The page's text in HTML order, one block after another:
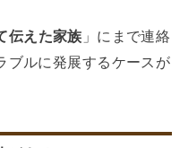
伝えた家族 」にまで連絡
ブルに発展するケースが